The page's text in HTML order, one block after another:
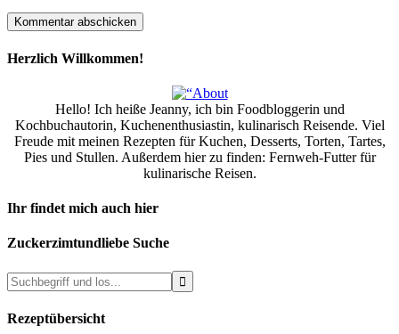
Herzlich Willkommen!
Hello! Ich heiße Jeanny, ich bin Foodbloggerin und
Kochbuchautorin, Kuchenenthusiastin, kulinarisch Reisende. Viel
Freude mit meinen Rezepten für Kuchen, Desserts, Torten, Tartes,
Pies und Stullen. Außerdem hier zu finden: Fernweh-Futter für
kulinarische Reisen.
Ihr findet mich auch hier
Zuckerzimtundliebe Suche
Rezeptübersicht